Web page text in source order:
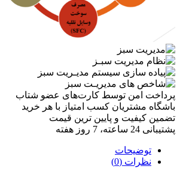
پرداخت امن توسط کارت‌های عضو شتاب
باشگاه مشتریان کسب امتیاز با هر خرید
تضمین کیفیت و پایین ترین قیمت
پشتیبانی 24 ساعته، 7 روز هفته
توضیحات
نظرات (0)